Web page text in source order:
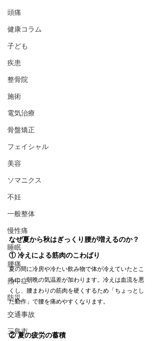
頭痛
健康コラム
子ども
疾患
整骨院
施術
電気治療
骨盤矯正
フェイシャル
美容
ソマニクス
不妊
一般整体
慢性痛
睡眠
腰痛
熱中症
防災
交通事故
三島市
なぜ夏から秋はぎっくり腰が増えるのか？
① 冷えによる筋肉のこわばり
夏の間に冷房や冷たい飲み物で体が冷えていたとこ
ろに、朝晩の気温差が加わります。冷えは血流を悪
くし、腰まわりの筋肉を硬くするため「ちょっとし
た動作」で腰を痛めやすくなります。
② 夏の疲労の蓄積